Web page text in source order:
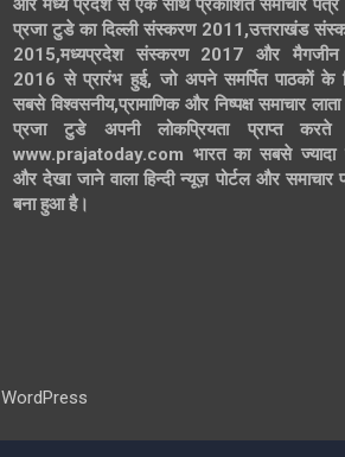
और मध्य प्रदेश से एक साथ प्रकाशित समाचार पत्र
प्रजा टुडे का दिल्ली संस्करण 2011,उत्तराखंड
2015,मध्यप्रदेश संस्करण 2017 और मैगजीन
2016 से प्रारंभ हुई, जो अपने समर्पित पाठकों के
सबसे विश्वसनीय,प्रामाणिक और निष्पक्ष समाचार
प्रजा टुडे अपनी लोकप्रियता प्राप्त करते
www.prajatoday.com भारत का सबसे ज्यादा
और देखा जाने वाला हिन्दी न्यूज़ पोर्टल और समाचार
बना हुआ है।
WordPress